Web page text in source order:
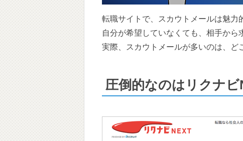
転職サイトで、スカウトメールは魅力
自分が希望していなくても、相手から
実際、スカウトメールが多いのは、ど
圧倒的なのはリクナビ